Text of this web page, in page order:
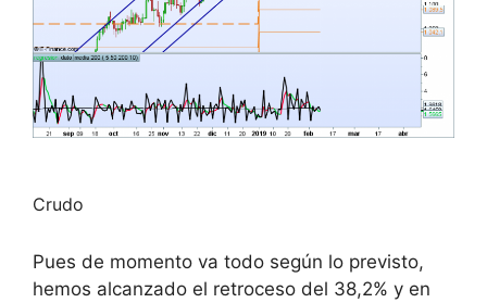
Crudo
Pues de momento va todo según lo previsto,
hemos alcanzado el retroceso del 38,2% y en